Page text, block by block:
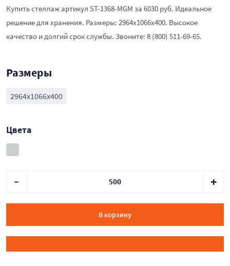
Купить стеллаж артикул ST-1368-MGM за 6030 руб. Идеальное
решение для хранения. Размеры: 2964x1066x400. Высокое
качество и долгий срок службы. Звоните: 8 (800) 511-69-65.
Размеры
2964x1066x400
Цвета
В корзину